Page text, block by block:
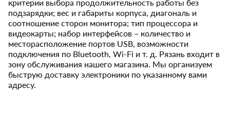
критерии выбора продолжительность работы без
подзарядки; вес и габариты корпуса, диагональ и
соотношение сторон монитора; тип процессора и
видеокарты; набор интерфейсов – количество и
месторасположение портов USB, возможности
подключения по Bluetooth, Wi-Fi и т. д. Рязань входит в
зону обслуживания нашего магазина. Мы организуем
быструю доставку электроники по указанному вами
адресу.